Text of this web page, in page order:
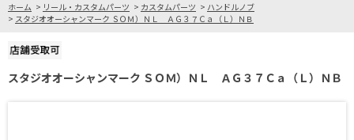
ホーム > リール・カスタムパーツ > カスタムパーツ > ハンドルノブ
> スタジオオーシャンマーク ＳＯＭ）ＮＬ ＡＧ３７Ｃａ（Ｌ）ＮＢ
スタジオオーシャンマーク ＳＯＭ）ＮＬ ＡＧ３７Ｃａ（Ｌ）ＮＢ